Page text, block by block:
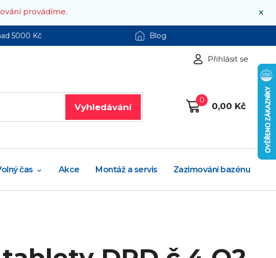
×
provádíme.
5000 Kč Blog
Přihlásit se
Vyhledávání
0
0,00 Kč
čas Akce Montáž a servis Zazimování bazénu